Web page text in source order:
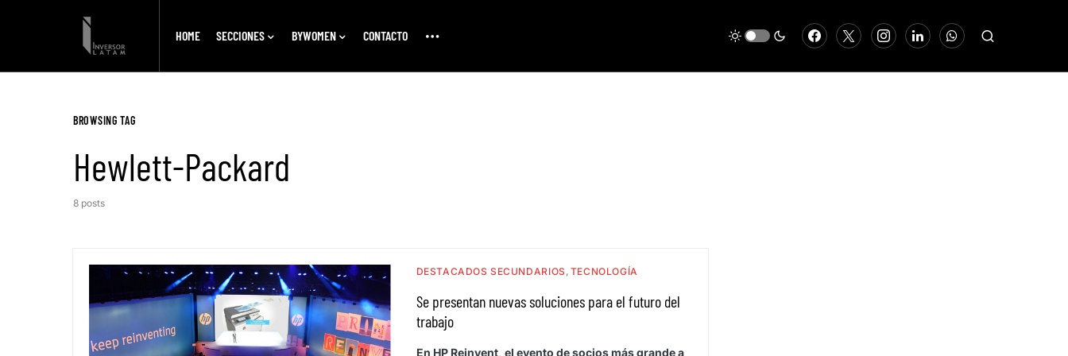
HOME SECCIONES BYWOMEN CONTACTO
BROWSING TAG
Hewlett-Packard
8 posts
DESTACADOS SECUNDARIOS TECNOLOGÍA
Se presentan nuevas soluciones para el futuro del
trabajo
En HP Reinvent, el evento de socios más grande a